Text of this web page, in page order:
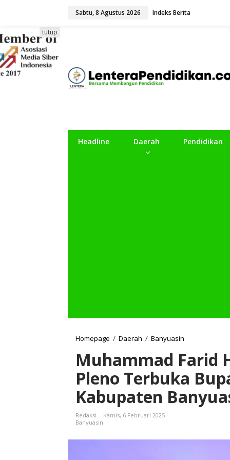
a
t
i
k
e
k
Sabtu, 8 Agustus 2026 Indeks Berita
Headline Daerah Pendidikan
tutup
Homepage / Daerah / Banyuasin
h
a
m
m
a
d
i
Muhammad Farid
Pleno Terbuka
Kabupaten
Redaksi
Kamis, 6 Februari 2025
Banyuasin